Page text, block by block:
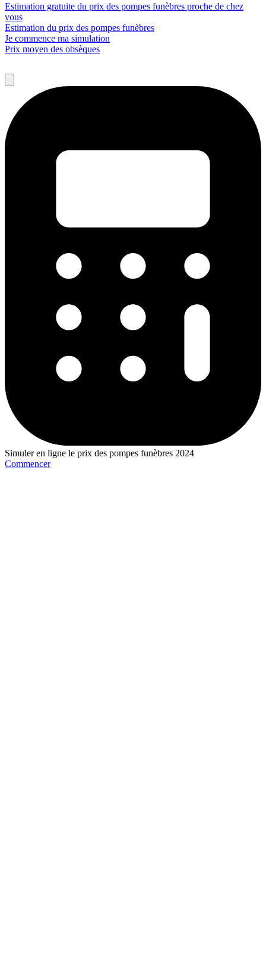
Estimation gratuite du prix des pompes funèbres proche de chez
vous
Estimation du prix des pompes funèbres
Je commence ma simulation
Prix moyen des obsèques
Simuler en ligne le prix des pompes funèbres 2024
Commencer